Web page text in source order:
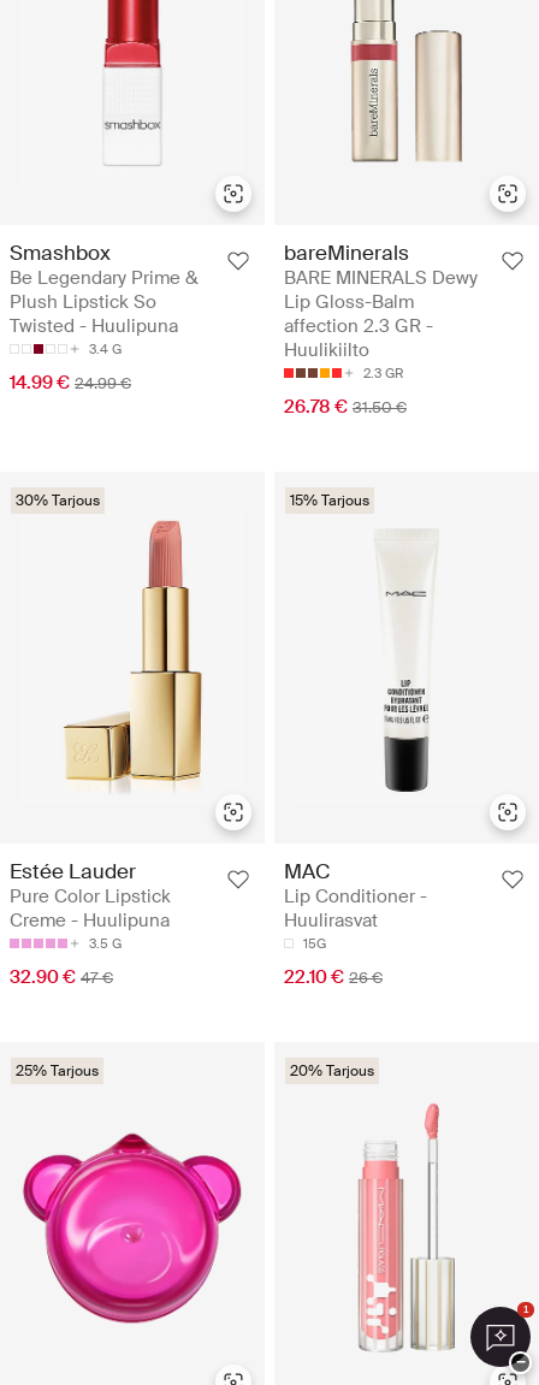
Smashbox
Be Legendary Prime &
Plush Lipstick So
Twisted - Huulipuna
3.4 G
14.99 € 24.99 €
bareMinerals
BARE MINERALS Dewy
Lip Gloss-Balm
affection 2.3 GR -
Huulikiilto
2.3 GR
26.78 € 31.50 €
30% Tarjous
Estée Lauder
Pure Color Lipstick
Creme - Huulipuna
3.5 G
32.90 € 47 €
15% Tarjous
MAC
Lip Conditioner -
Huulirasvat
15G
22.10 € 26 €
25% Tarjous 20% Tarjous
1
−